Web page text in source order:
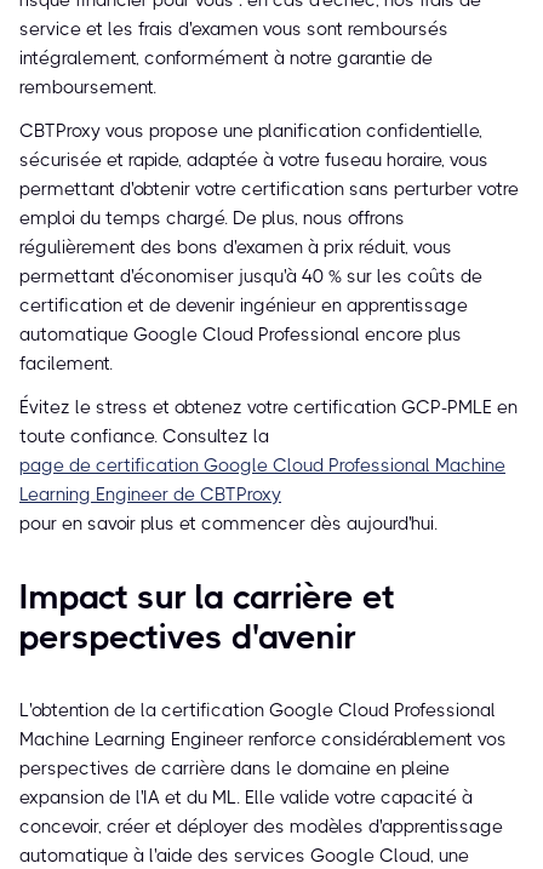
service et les frais d'examen vous sont remboursés
intégralement, conformément à notre garantie de
remboursement.
CBTProxy vous propose une planification confidentielle,
sécurisée et rapide, adaptée à votre fuseau horaire, vous
permettant d'obtenir votre certification sans perturber votre
emploi du temps chargé. De plus, nous offrons
régulièrement des bons d'examen à prix réduit, vous
permettant d'économiser jusqu'à 40 % sur les coûts de
certification et de devenir ingénieur en apprentissage
automatique Google Cloud Professional encore plus
facilement.
Évitez le stress et obtenez votre certification GCP-PMLE en
toute confiance. Consultez la
page de certification Google Cloud Professional Machine
Learning Engineer de CBTProxy
pour en savoir plus et commencer dès aujourd'hui.
Impact sur la carrière et
perspectives d'avenir
L'obtention de la certification Google Cloud Professional
Machine Learning Engineer renforce considérablement vos
perspectives de carrière dans le domaine en pleine
expansion de l'IA et du ML. Elle valide votre capacité à
concevoir, créer et déployer des modèles d'apprentissage
automatique à l'aide des services Google Cloud, une